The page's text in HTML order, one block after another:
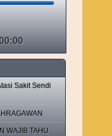
Sakit Sendi
WAJIB TAHU